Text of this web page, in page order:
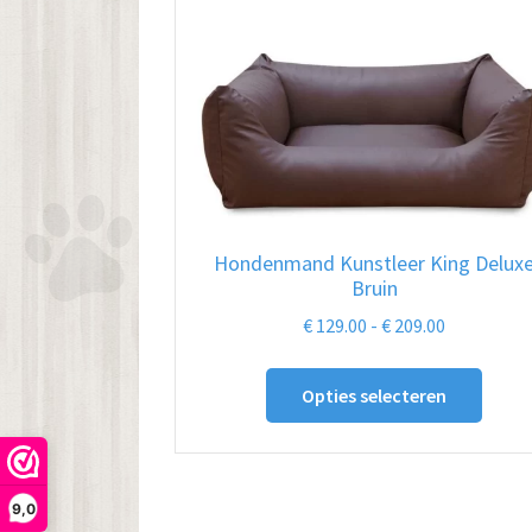
9,0
Hondenmand Kunstleer King
Bruin
€ 129.00 - € 209.00
€ 209.00
Opties selecteren
Dit